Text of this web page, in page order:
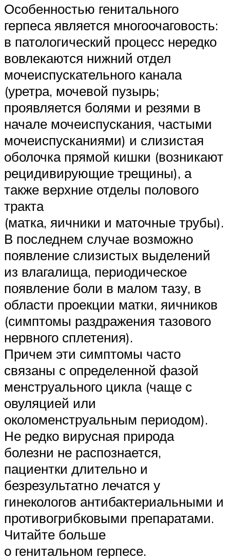
Особенностью генитального
герпеса является многоочаговость:
в патологический процесс нередко
вовлекаются нижний отдел
мочеиспускательного канала
(уретра, мочевой пузырь;
проявляется болями и резями в
начале мочеиспускания, частыми
мочеиспусканиями) и слизистая
оболочка прямой кишки (возникают
рецидивирующие трещины), а
также верхние отделы полового
тракта
(матка, яичники и маточные трубы).
В последнем случае возможно
появление слизистых выделений
из влагалища, периодическое
появление боли в малом тазу, в
области проекции матки, яичников
(симптомы раздражения тазового
нервного сплетения).
Причем эти симптомы часто
связаны с определенной фазой
менструального цикла (чаще с
овуляцией или
околоменструальным периодом).
Не редко вирусная природа
болезни не распознается,
пациентки длительно и
безрезультатно лечатся у
гинекологов антибактериальными и
противогрибковыми препаратами.
Читайте больше
о генитальном герпесе.